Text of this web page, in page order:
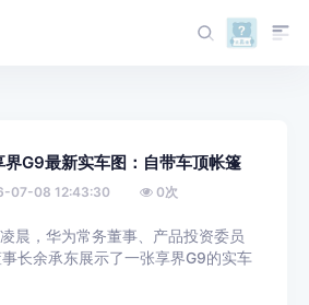
G9最新实车图：自带车顶帐篷
07-08 12:43:30 0次
晨，华为常务董事、产品投资委员
长余承东展示了一张享界G9的实车